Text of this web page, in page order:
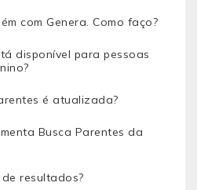
com Genera. Como faço?
disponível para pessoas
é atualizada?
Busca Parentes da
resultados?